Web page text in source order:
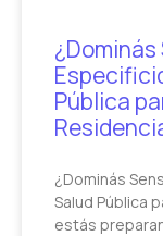
Pública
¿Dominás
Salud Pública
estás